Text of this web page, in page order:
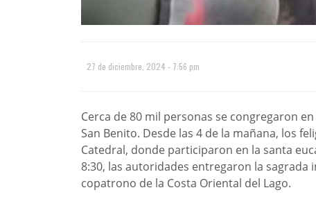
27 de diciembre, 2024 - 7:56 pm
Cerca de 80 mil personas se congregaron
San Benito. Desde las 4 de la mañana, los
Catedral, donde participaron en la santa
8:30, las autoridades entregaron la sagrada
copatrono de la Costa Oriental del Lago.